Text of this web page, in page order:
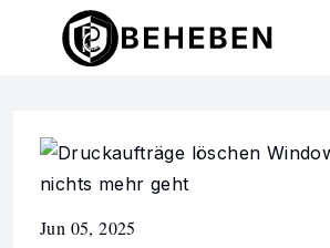
Jun 05, 2025